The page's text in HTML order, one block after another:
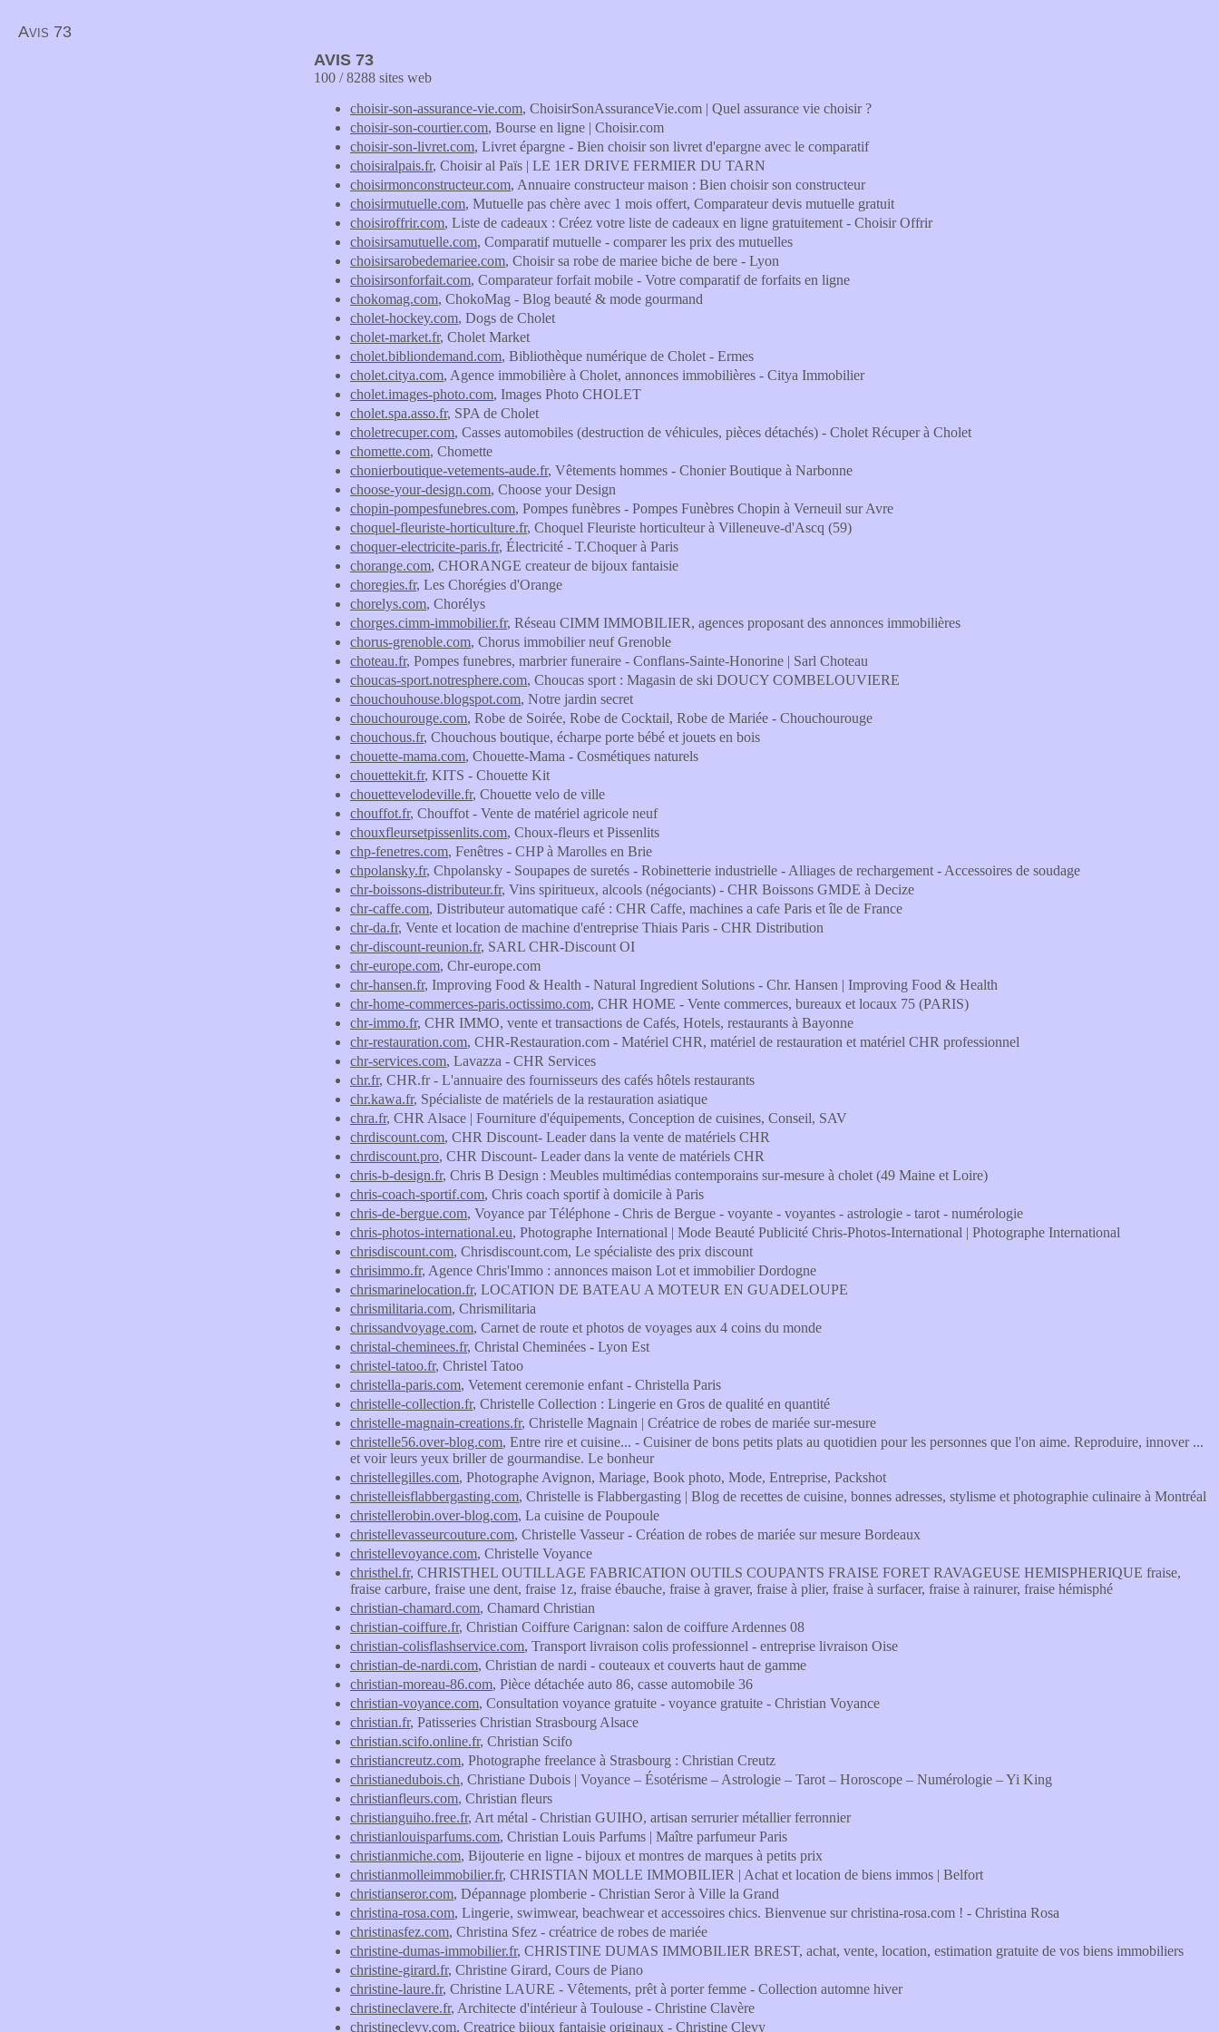
Avis 73
AVIS 73
100 / 8288 sites web
choisir-son-assurance-vie.com, ChoisirSonAssuranceVie.com | Quel assurance vie choisir ?
choisir-son-courtier.com, Bourse en ligne | Choisir.com
choisir-son-livret.com, Livret épargne - Bien choisir son livret d'epargne avec le comparatif
choisiralpais.fr, Choisir al Païs | LE 1ER DRIVE FERMIER DU TARN
choisirmonconstructeur.com, Annuaire constructeur maison : Bien choisir son constructeur
choisirmutuelle.com, Mutuelle pas chère avec 1 mois offert, Comparateur devis mutuelle gratuit
choisiroffrir.com, Liste de cadeaux : Créez votre liste de cadeaux en ligne gratuitement - Choisir Offrir
choisirsamutuelle.com, Comparatif mutuelle - comparer les prix des mutuelles
choisirsarobedemariee.com, Choisir sa robe de mariee biche de bere - Lyon
choisirsonforfait.com, Comparateur forfait mobile - Votre comparatif de forfaits en ligne
chokomag.com, ChokoMag - Blog beauté & mode gourmand
cholet-hockey.com, Dogs de Cholet
cholet-market.fr, Cholet Market
cholet.bibliondemand.com, Bibliothèque numérique de Cholet - Ermes
cholet.citya.com, Agence immobilière à Cholet, annonces immobilières - Citya Immobilier
cholet.images-photo.com, Images Photo CHOLET
cholet.spa.asso.fr, SPA de Cholet
choletrecuper.com, Casses automobiles (destruction de véhicules, pièces détachés) - Cholet Récuper à Cholet
chomette.com, Chomette
chonierboutique-vetements-aude.fr, Vêtements hommes - Chonier Boutique à Narbonne
choose-your-design.com, Choose your Design
chopin-pompesfunebres.com, Pompes funèbres - Pompes Funèbres Chopin à Verneuil sur Avre
choquel-fleuriste-horticulture.fr, Choquel Fleuriste horticulteur à Villeneuve-d'Ascq (59)
choquer-electricite-paris.fr, Électricité - T.Choquer à Paris
chorange.com, CHORANGE createur de bijoux fantaisie
choregies.fr, Les Chorégies d'Orange
chorelys.com, Chorélys
chorges.cimm-immobilier.fr, Réseau CIMM IMMOBILIER, agences proposant des annonces immobilières
chorus-grenoble.com, Chorus immobilier neuf Grenoble
choteau.fr, Pompes funebres, marbrier funeraire - Conflans-Sainte-Honorine | Sarl Choteau
choucas-sport.notresphere.com, Choucas sport : Magasin de ski DOUCY COMBELOUVIERE
chouchouhouse.blogspot.com, Notre jardin secret
chouchourouge.com, Robe de Soirée, Robe de Cocktail, Robe de Mariée - Chouchourouge
chouchous.fr, Chouchous boutique, écharpe porte bébé et jouets en bois
chouette-mama.com, Chouette-Mama - Cosmétiques naturels
chouettekit.fr, KITS - Chouette Kit
chouettevelodeville.fr, Chouette velo de ville
chouffot.fr, Chouffot - Vente de matériel agricole neuf
chouxfleursetpissenlits.com, Choux-fleurs et Pissenlits
chp-fenetres.com, Fenêtres - CHP à Marolles en Brie
chpolansky.fr, Chpolansky - Soupapes de suretés - Robinetterie industrielle - Alliages de rechargement - Accessoires de soudage
chr-boissons-distributeur.fr, Vins spiritueux, alcools (négociants) - CHR Boissons GMDE à Decize
chr-caffe.com, Distributeur automatique café : CHR Caffe, machines a cafe Paris et île de France
chr-da.fr, Vente et location de machine d'entreprise Thiais Paris - CHR Distribution
chr-discount-reunion.fr, SARL CHR-Discount OI
chr-europe.com, Chr-europe.com
chr-hansen.fr, Improving Food & Health - Natural Ingredient Solutions - Chr. Hansen | Improving Food & Health
chr-home-commerces-paris.octissimo.com, CHR HOME - Vente commerces, bureaux et locaux 75 (PARIS)
chr-immo.fr, CHR IMMO, vente et transactions de Cafés, Hotels, restaurants à Bayonne
chr-restauration.com, CHR-Restauration.com - Matériel CHR, matériel de restauration et matériel CHR professionnel
chr-services.com, Lavazza - CHR Services
chr.fr, CHR.fr - L'annuaire des fournisseurs des cafés hôtels restaurants
chr.kawa.fr, Spécialiste de matériels de la restauration asiatique
chra.fr, CHR Alsace | Fourniture d'équipements, Conception de cuisines, Conseil, SAV
chrdiscount.com, CHR Discount- Leader dans la vente de matériels CHR
chrdiscount.pro, CHR Discount- Leader dans la vente de matériels CHR
chris-b-design.fr, Chris B Design : Meubles multimédias contemporains sur-mesure à cholet (49 Maine et Loire)
chris-coach-sportif.com, Chris coach sportif à domicile à Paris
chris-de-bergue.com, Voyance par Téléphone - Chris de Bergue - voyante - voyantes - astrologie - tarot - numérologie
chris-photos-international.eu, Photographe International | Mode Beauté Publicité Chris-Photos-International | Photographe International
chrisdiscount.com, Chrisdiscount.com, Le spécialiste des prix discount
chrisimmo.fr, Agence Chris'Immo : annonces maison Lot et immobilier Dordogne
chrismarinelocation.fr, LOCATION DE BATEAU A MOTEUR EN GUADELOUPE
chrismilitaria.com, Chrismilitaria
chrissandvoyage.com, Carnet de route et photos de voyages aux 4 coins du monde
christal-cheminees.fr, Christal Cheminées - Lyon Est
christel-tatoo.fr, Christel Tatoo
christella-paris.com, Vetement ceremonie enfant - Christella Paris
christelle-collection.fr, Christelle Collection : Lingerie en Gros de qualité en quantité
christelle-magnain-creations.fr, Christelle Magnain | Créatrice de robes de mariée sur-mesure
christelle56.over-blog.com, Entre rire et cuisine... - Cuisiner de bons petits plats au quotidien pour les personnes que l'on aime. Reproduire, innover ...
et voir leurs yeux briller de gourmandise. Le bonheur
christellegilles.com, Photographe Avignon, Mariage, Book photo, Mode, Entreprise, Packshot
christelleisflabbergasting.com, Christelle is Flabbergasting | Blog de recettes de cuisine, bonnes adresses, stylisme et photographie culinaire à Montréal
christellerobin.over-blog.com, La cuisine de Poupoule
christellevasseurcouture.com, Christelle Vasseur - Création de robes de mariée sur mesure Bordeaux
christellevoyance.com, Christelle Voyance
christhel.fr, CHRISTHEL OUTILLAGE FABRICATION OUTILS COUPANTS FRAISE FORET RAVAGEUSE HEMISPHERIQUE fraise,
fraise carbure, fraise une dent, fraise 1z, fraise ébauche, fraise à graver, fraise à plier, fraise à surfacer, fraise à rainurer, fraise hémisphé
christian-chamard.com, Chamard Christian
christian-coiffure.fr, Christian Coiffure Carignan: salon de coiffure Ardennes 08
christian-colisflashservice.com, Transport livraison colis professionnel - entreprise livraison Oise
christian-de-nardi.com, Christian de nardi - couteaux et couverts haut de gamme
christian-moreau-86.com, Pièce détachée auto 86, casse automobile 36
christian-voyance.com, Consultation voyance gratuite - voyance gratuite - Christian Voyance
christian.fr, Patisseries Christian Strasbourg Alsace
christian.scifo.online.fr, Christian Scifo
christiancreutz.com, Photographe freelance à Strasbourg : Christian Creutz
christianedubois.ch, Christiane Dubois | Voyance – Ésotérisme – Astrologie – Tarot – Horoscope – Numérologie – Yi King
christianfleurs.com, Christian fleurs
christianguiho.free.fr, Art métal - Christian GUIHO, artisan serrurier métallier ferronnier
christianlouisparfums.com, Christian Louis Parfums | Maître parfumeur Paris
christianmiche.com, Bijouterie en ligne - bijoux et montres de marques à petits prix
christianmolleimmobilier.fr, CHRISTIAN MOLLE IMMOBILIER | Achat et location de biens immos | Belfort
christianseror.com, Dépannage plomberie - Christian Seror à Ville la Grand
christina-rosa.com, Lingerie, swimwear, beachwear et accessoires chics. Bienvenue sur christina-rosa.com ! - Christina Rosa
christinasfez.com, Christina Sfez - créatrice de robes de mariée
christine-dumas-immobilier.fr, CHRISTINE DUMAS IMMOBILIER BREST, achat, vente, location, estimation gratuite de vos biens immobiliers
christine-girard.fr, Christine Girard, Cours de Piano
christine-laure.fr, Christine LAURE - Vêtements, prêt à porter femme - Collection automne hiver
christineclavere.fr, Architecte d'intérieur à Toulouse - Christine Clavère
christineclevy.com, Creatrice bijoux fantaisie originaux - Christine Clevy